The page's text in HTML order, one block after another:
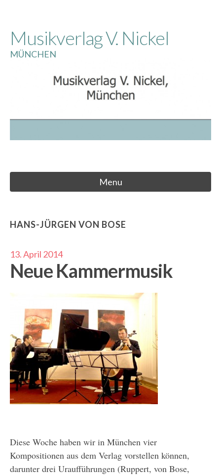
content
Musikverlag V. Nickel
MÜNCHEN
Menu
HANS-JÜRGEN VON BOSE
13. April 2014
Neue Kammermusik
Diese Woche haben wir in München vier
Kompositionen aus dem Verlag vorstellen können,
darunter drei Uraufführungen (Ruppert, von Bose,